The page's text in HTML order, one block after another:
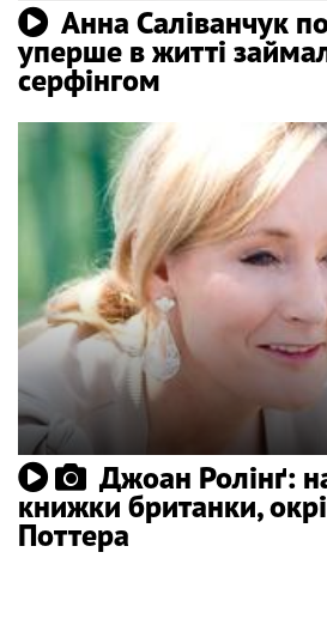
Анна Саліванчук
уперше в житті
серфінгом
Джоан Ролінґ:
книжки британки,
Поттера